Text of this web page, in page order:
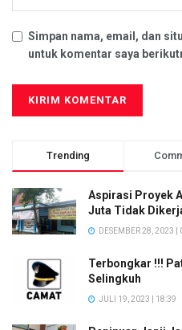
Simpan nama, email, dan
untuk komentar saya
Trending
Aspirasi Proyek
Juta Tidak
DESEMBER 28, 2023 |
Terbongkar !!!
Selingkuh
JULI 19, 2023 | 18:39